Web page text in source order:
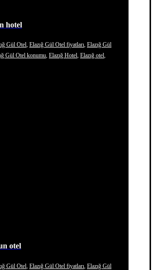
hotel
Gül Otel, Elazığ Gül Otel fiyatları, Elazığ Gül
Gül Otel konumu, Elazığ Hotel, Elazığ otel,
otel
Gül Otel Elazığ Gül Otel fiyatları Elazığ Gül